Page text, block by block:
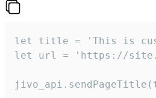
let title = 'This is
let url = 'https://